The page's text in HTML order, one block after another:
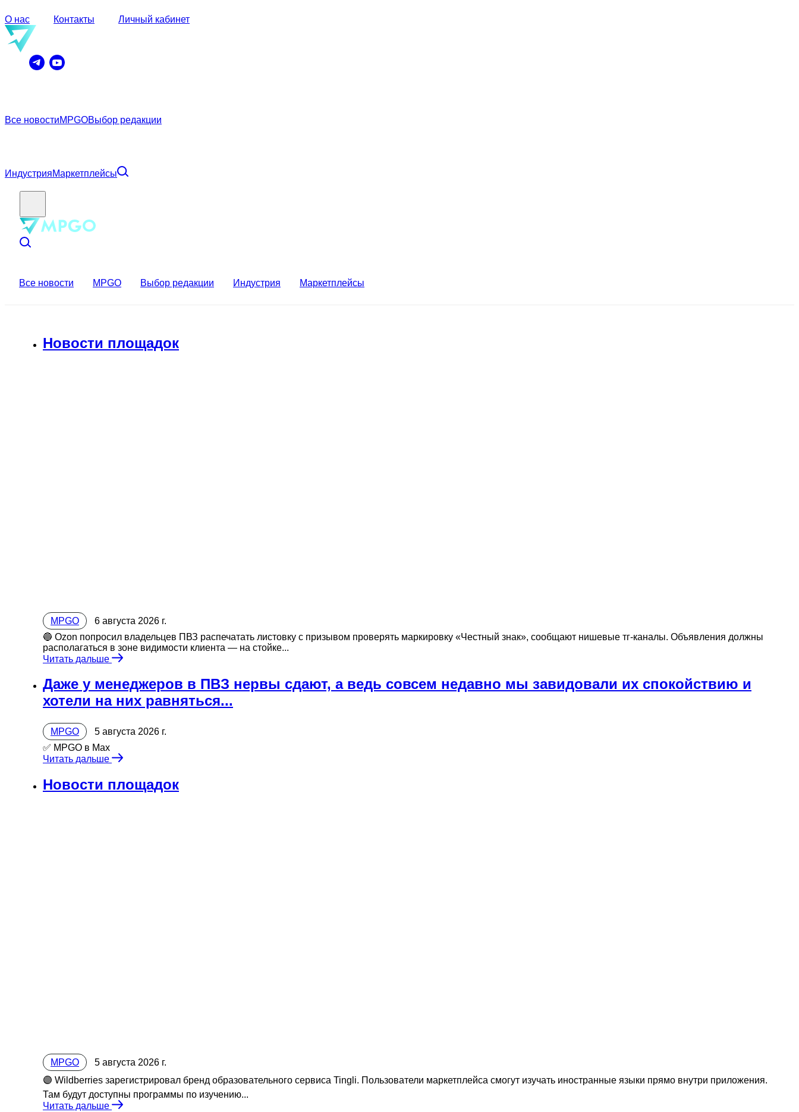
О нас Контакты Личный кабинет
Все новостиMPGOВыбор редакции
ИндустрияМаркетплейсы
Все новости MPGO Выбор редакции Индустрия Маркетплейсы
Новости площадок
MPGO
6 августа 2026 г.
🔵 Ozon попросил владельцев ПВЗ распечатать листовку с призывом проверять маркировку «Честный знак», сообщают нишевые тг-каналы. Объявления должны
располагаться в зоне видимости клиента — на стойке...
Читать дальше
Даже у менеджеров в ПВЗ нервы сдают, а ведь совсем недавно мы завидовали их спокойствию и
хотели на них равняться...
MPGO
5 августа 2026 г.
✅ MPGO в Мах
Читать дальше
Новости площадок
MPGO
5 августа 2026 г.
🟣 Wildberries зарегистрировал бренд образовательного сервиса Tingli. Пользователи маркетплейса смогут изучать иностранные языки прямо внутри приложения.
Там будут доступны программы по изучению...
Читать дальше